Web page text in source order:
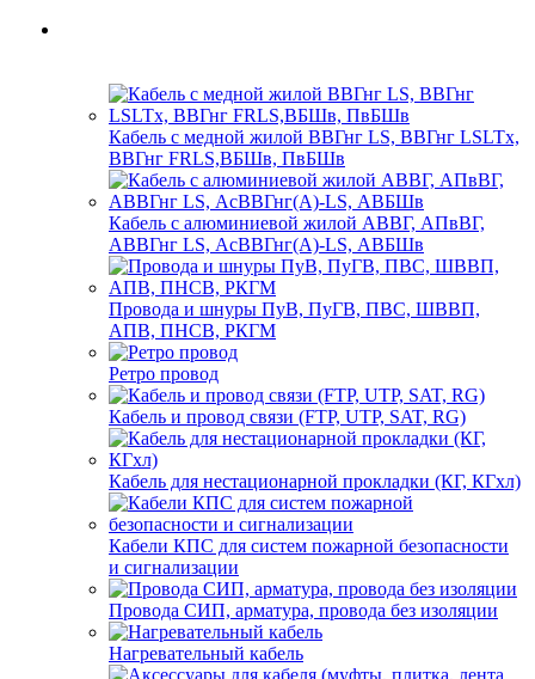
Кабель с медной жилой ВВГнг LS, ВВГнг LSLTx,
ВВГнг FRLS,ВБШв, ПвБШв
Кабель с алюминиевой жилой АВВГ, АПвВГ,
АВВГнг LS, АсВВГнг(А)-LS, АВБШв
Провода и шнуры ПуВ, ПуГВ, ПВС, ШВВП,
АПВ, ПНСВ, РКГМ
Ретро провод
Кабель и провод связи (FTP, UTP, SAT, RG)
Кабель для нестационарной прокладки (КГ, КГхл)
Кабели КПС для систем пожарной безопасности
и сигнализации
Провода СИП, арматура, провода без изоляции
Нагревательный кабель